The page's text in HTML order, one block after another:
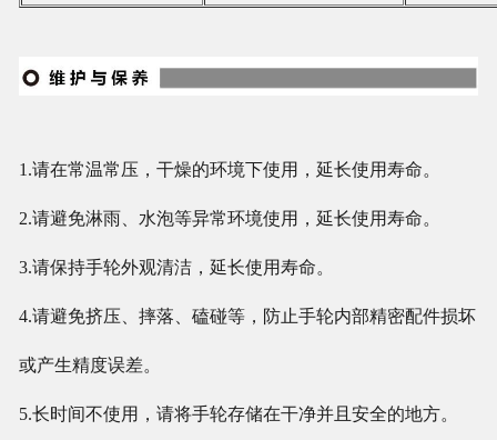
1.请在常温常压，干燥的环境下使用，延长使用寿命。
2.请避免淋雨、水泡等异常环境使用，延长使用寿命。
3.请保持手轮外观清洁，延长使用寿命。
4.请避免挤压、摔落、磕碰等，防止手轮内部精密配件损坏
或产生精度误差。
5.长时间不使用，请将手轮存储在干净并且安全的地方。